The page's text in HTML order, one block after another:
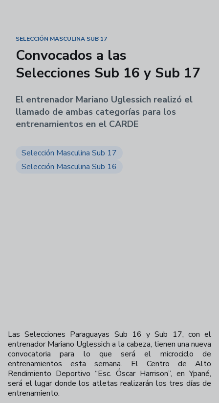
SELECCIÓN MASCULINA SUB 17
Convocados a las
Selecciones Sub 16 y Sub 17
El entrenador Mariano Uglessich realizó el
llamado de ambas categorías para los
entrenamientos en el CARDE
Selección Masculina Sub 17
Selección Masculina Sub 16
Las Selecciones Paraguayas Sub 16 y Sub 17, con el
entrenador Mariano Uglessich a la cabeza, tienen una nueva
convocatoria para lo que será el microciclo de
entrenamientos esta semana. El Centro de Alto
Rendimiento Deportivo “Esc. Óscar Harrison”, en Ypané,
será el lugar donde los atletas realizarán los tres días de
entrenamiento.